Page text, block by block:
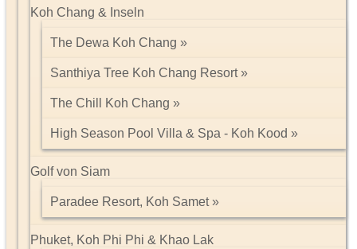
Koh Chang & Inseln
The Dewa Koh Chang
Santhiya Tree Koh Chang Resort
The Chill Koh Chang
High Season Pool Villa & Spa - Koh Kood
Golf von Siam
Paradee Resort, Koh Samet
Phuket, Koh Phi Phi & Khao Lak